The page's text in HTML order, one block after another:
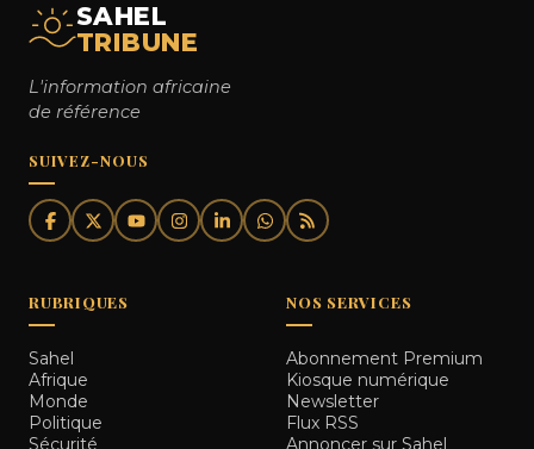
SAHEL
TRIBUNE
L'information africaine
de référence
SUIVEZ-NOUS
RUBRIQUES
Sahel
Afrique
Monde
Politique
Sécurité
NOS SERVICES
Abonnement Premium
Kiosque numérique
Newsletter
Flux RSS
Annoncer sur Sahel